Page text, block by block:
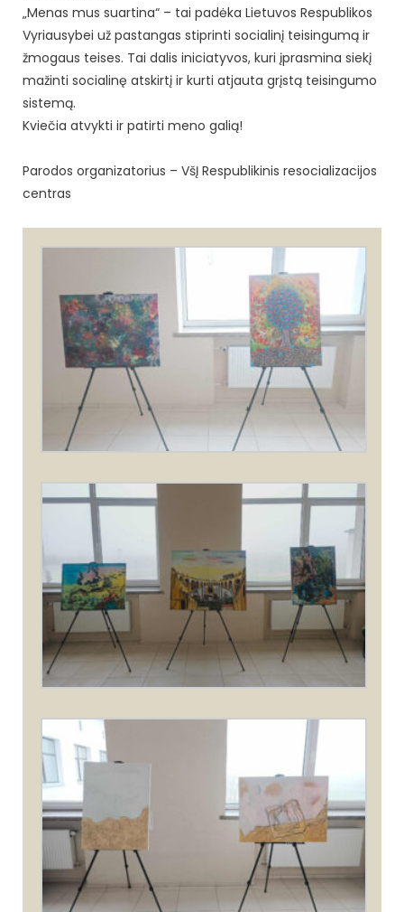
„Menas mus suartina“ – tai padėka Lietuvos Respublikos
Vyriausybei už pastangas stiprinti socialinį teisingumą ir
žmogaus teises. Tai dalis iniciatyvos, kuri įprasmina siekį
mažinti socialinę atskirtį ir kurti atjauta grįstą teisingumo
sistemą.
Kviečia atvykti ir patirti meno galią!
Parodos organizatorius – VšĮ Respublikinis resocializacijos
centras